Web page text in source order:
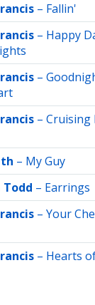
– Fallin'
– Happy
–
– Cruising
– My Guy
– Earrings
– Your
– Hearts